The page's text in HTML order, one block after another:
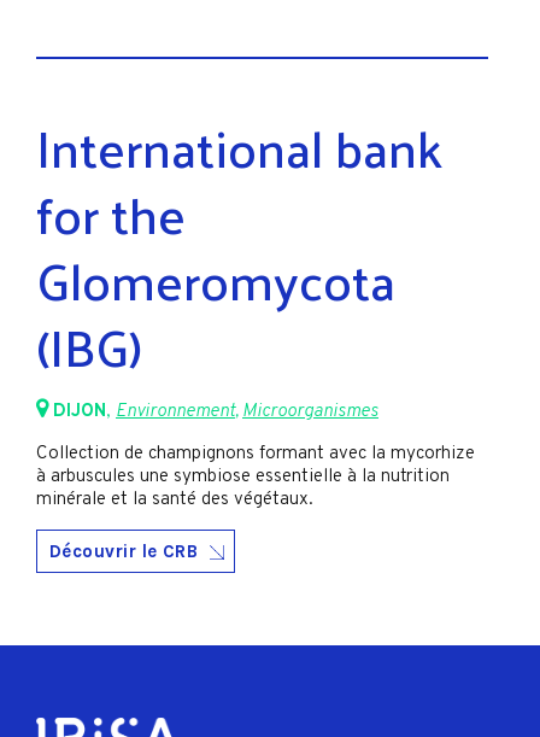
International bank
for the
Glomeromycota
(IBG)
DIJON, Environnement,Microorganismes
Collection de champignons formant avec la mycorhize
à arbuscules une symbiose essentielle à la nutrition
minérale et la santé des végétaux.
Découvrir le CRB